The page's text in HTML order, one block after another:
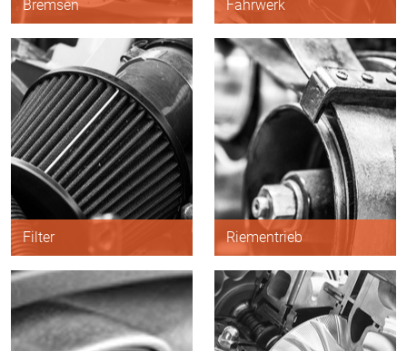
Bremsen
Scheibenbremsen
Bremsanlage
Alle Artikel anzeigen
Fahrwerk
Federung/Dämpfung-Lenkung
-Radantrieb
Alle Artikel anzeigen
Filter
Ölfilter-Innenraumfilter-
-Kraftstofffilter
Alle Artikel anzeigen
Riementrieb
Alle Artikel anzeigen